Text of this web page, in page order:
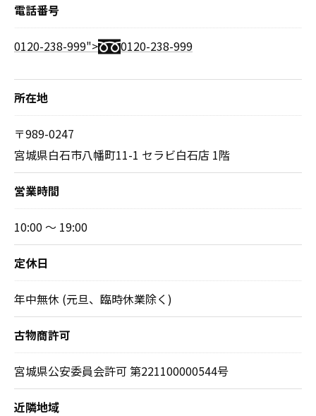
電話番号
0120-238-999"> 0120-238-999
所在地
〒989-0247
宮城県白石市八幡町11-1 セラビ白石店 1階
営業時間
10:00 ～ 19:00
定休日
年中無休 (元旦、臨時休業除く)
古物商許可
宮城県公安委員会許可 第221100000544号
近隣地域